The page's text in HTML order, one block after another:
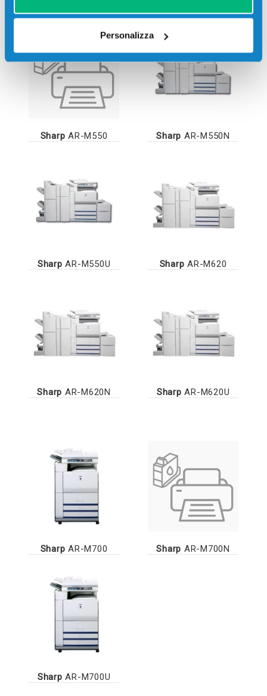
Personalizza
Sharp AR-M550 Sharp AR-M550N
Sharp AR-M550U Sharp AR-M620
Sharp AR-M620N Sharp AR-M620U
Sharp AR-M700 Sharp AR-M700N
Sharp AR-M700U